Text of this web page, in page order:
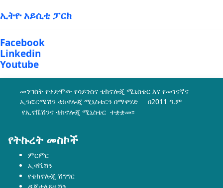
ኢትዮ አይሲቲ ፓርክ
Facebook
Linkedin
Youtube
መንግስት የቀድሞው የሳይንስና ቴክኖሎጂ ሚኒስቴር እና የመገናኛና
ኢንፎርሜሽን ቴክኖሎጂ ሚኒስቴርን በማዋሃድ በ2011 ዓ.ም
የኢኖቬሽንና ቴክኖሎጂ ሚኒስቴር ተቋቋመ፡፡
የትኩረት መስኮች
ምርምር
ኢኖቬሽን
የቴክኖሎጂ ሽግግር